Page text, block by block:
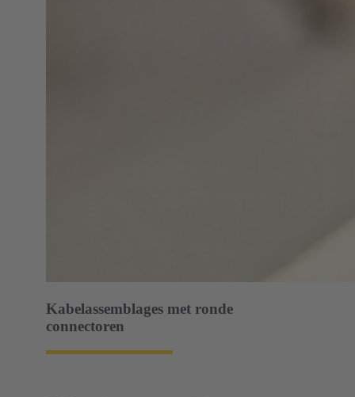
Kabelassemblages met ronde
connectoren